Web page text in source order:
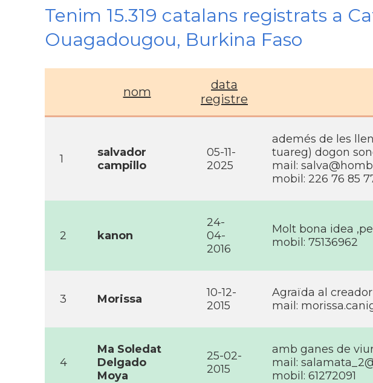
Tenim 15.319 catalans registrats a
Ouagadougou, Burkina Faso
nom
data
registre
1
salvador
campillo
05-11-
2025
ademés de les
tuareg) dogon
mail:
mobil: 226 76 85
2 kanon
24-
04-
2016
Molt bona idea
mobil: 75136962
3 Morissa
10-12-
2015
Agraïda al
mail:
4
Ma Soledat
Delgado
Moya
25-02-
2015
amb ganes de
mail:
mobil: 61272091